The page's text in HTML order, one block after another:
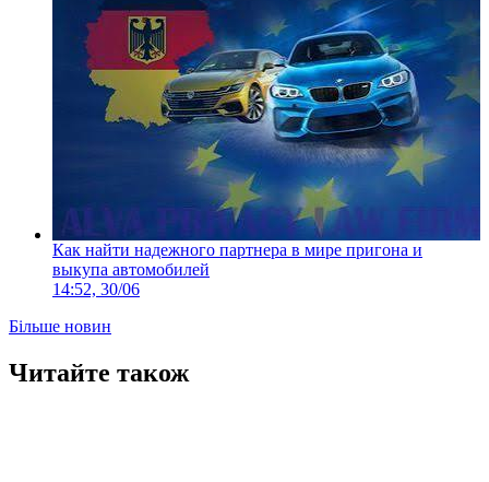
Как найти надежного партнера в мире пригона и
выкупа автомобилей
14:52, 30/06
Більше новин
Читайте також